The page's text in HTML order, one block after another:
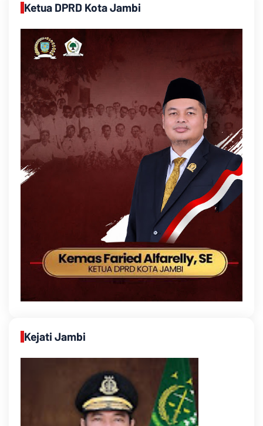
Ketua DPRD Kota Jambi
Kejati Jambi